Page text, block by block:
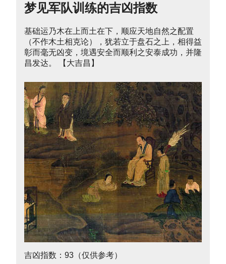
梦见军队训练的吉凶指数
基础运乃木在上而土在下，顺应天地自然之配置
（不作木土相克论），犹若立于盘石之上，相得益
彰而毫无凶变，境遇安全而顺利之安泰成功，并隆
昌发达。 【大吉昌】
吉凶指数：93（仅供参考）